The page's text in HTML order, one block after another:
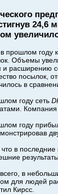
24,6
прошлом году
Объемы
и расширению
посылок,
в
году сеть
году
в
в
для людей
Кирсс.